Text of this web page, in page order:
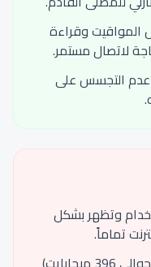
المواقيت وقراءة
لاتصال مستمر.
التجسس على
وتظهر بشكل
تماماً.